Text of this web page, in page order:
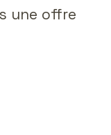
une offre